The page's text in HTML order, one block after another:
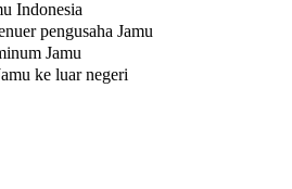
Indonesia
pengusaha Jamu
Jamu
ke luar negeri